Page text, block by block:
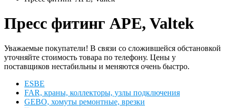
Пресс фитинг APE, Valtek
Уважаемые покупатели! В связи со сложившейся обстановкой
уточняйте стоимость товара по телефону. Цены у
поставщиков нестабильны и меняются очень быстро.
ESBЕ
FAR, краны, коллекторы, узлы подключения
GEBO, хомуты ремонтные, врезки